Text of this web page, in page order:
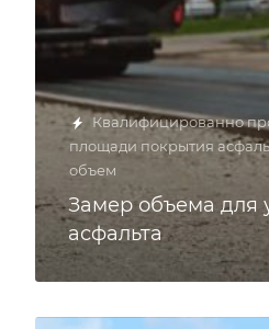
Квалифицированно
площади покрытия
объем
Замер объема для
асфальта